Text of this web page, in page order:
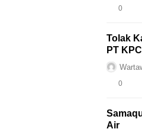
0
Tolak
PT
0
Air